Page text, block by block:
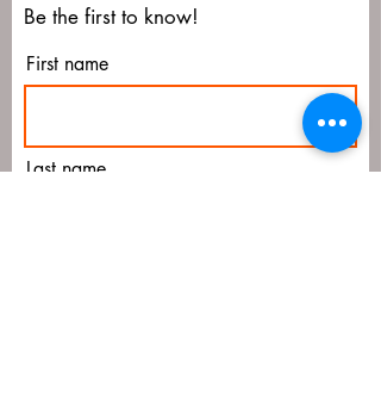
Be the first to know!
First name
Last name